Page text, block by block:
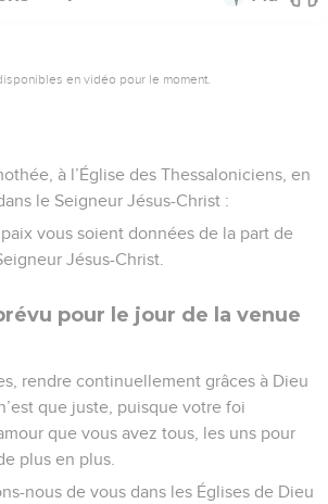
en vidéo pour le moment.
à l’Église des Thessaloniciens, en
le Seigneur Jésus-Christ :
vous soient données de la part de
Jésus-Christ.
pour le jour de la venue
rendre continuellement grâces à Dieu
que juste, puisque votre foi
que vous avez tous, les uns pour
plus en plus.
nous de vous dans les Églises de Dieu